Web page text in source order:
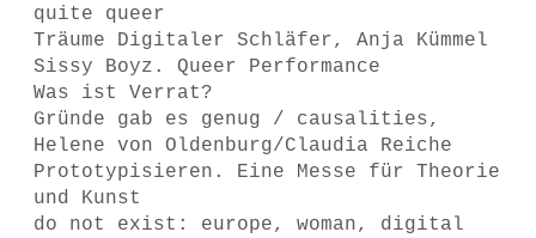
quite queer
Träume Digitaler Schläfer, Anja Kümmel
Sissy Boyz. Queer Performance
Was ist Verrat?
Gründe gab es genug / causalities,
Helene von Oldenburg/Claudia Reiche
Prototypisieren. Eine Messe für Theorie
und Kunst
do not exist: europe, woman, digital